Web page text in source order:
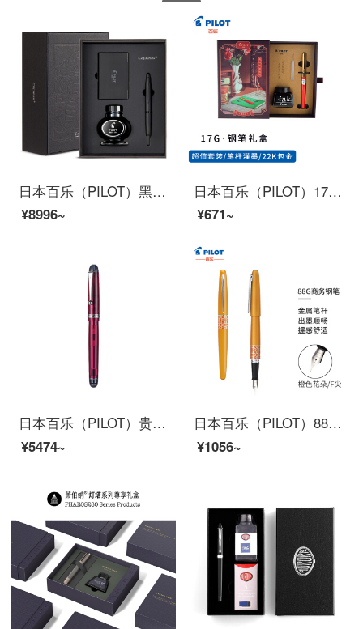
日本百乐（PILOT）黑武士钢笔套装礼盒 按键式自来水笔 18k金尖签字笔限量版 FC-1800 黑色 M尖
¥8996~
日本百乐（PILOT）17G钢笔套装配墨水怀旧礼盒学生用成人练字送礼灌墨式F咀 红AMS17G3FR-I30B
¥671~
日本百乐（PILOT）贵客74钢笔 成人书法练字钢笔 商务送礼盒装 FKKN-12SR EF尖 透明酒红
¥5474~
日本百乐（PILOT）88G钢笔商务签字笔 金属笔杆墨水笔练字学生钢笔礼盒FP-MR3 橙色花朵F尖
¥1056~